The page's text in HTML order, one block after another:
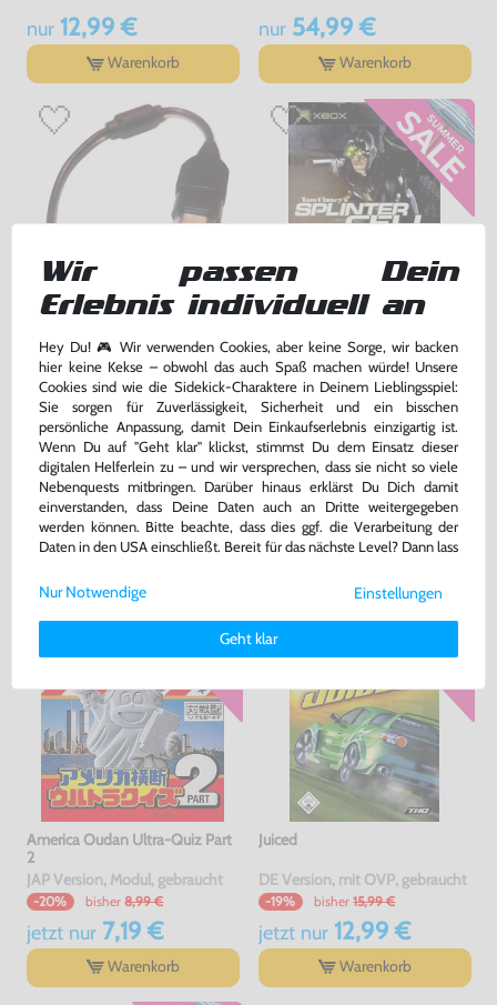
nur12,99 €
Warenkorb
nur54,99 €
Warenkorb
Stolperschutz Controller Kabel
[Microsoft]
gebraucht
nur7,99 €
Warenkorb
DE Version, mit OVP, gebraucht
-11% bisher 8,99 €
jetzt nur7,99 €
Warenkorb
DAS HABEN ANDERE DAZU
America Oudan Ultra-Quiz Part
2
JAP Version, Modul, gebraucht
-20% bisher 8,99 €
jetzt nur7,19 €
Warenkorb
Juiced
DE Version, mit OVP, gebraucht
-19% bisher 15,99 €
jetzt nur12,99 €
Warenkorb
Wir passen Dein
Erlebnis individuell an
Hey Du! 🎮 Wir verwenden Cookies, aber keine Sorge, wir backen
hier keine Kekse – obwohl das auch Spaß machen würde! Unsere
Cookies sind wie die Sidekick-Charaktere in Deinem Lieblingsspiel:
Sie sorgen für Zuverlässigkeit, Sicherheit und ein bisschen
persönliche Anpassung, damit Dein Einkaufserlebnis einzigartig ist.
Wenn Du auf "Geht klar" klickst, stimmst Du dem Einsatz dieser
digitalen Helferlein zu – und wir versprechen, dass sie nicht so viele
Nebenquests mitbringen. Darüber hinaus erklärst Du Dich damit
einverstanden, dass Deine Daten auch an Dritte weitergegeben
werden können. Bitte beachte, dass dies ggf. die Verarbeitung der
Daten in den USA einschließt. Bereit für das nächste Level? Dann lass
Weitere Informationen zu den von uns verwendeten Cookies und
Deinen Rechten als Nutzer findest Du in unsererDaten­schutz­
Impressum.
Einstellungen
Geht klar
Nur Notwendige